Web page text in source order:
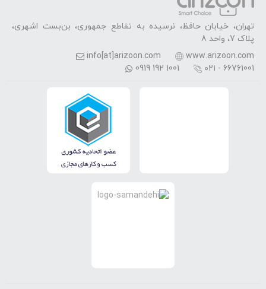
تهران، خیابان حافظ، نرسیده به تقاطع جمهوری، بن‌بست اشهری،
پلاک 7، واحد 8
www.arizoon.com
info[at]arizoon.com
۰۲۱ - 66761001
0919 192 1001